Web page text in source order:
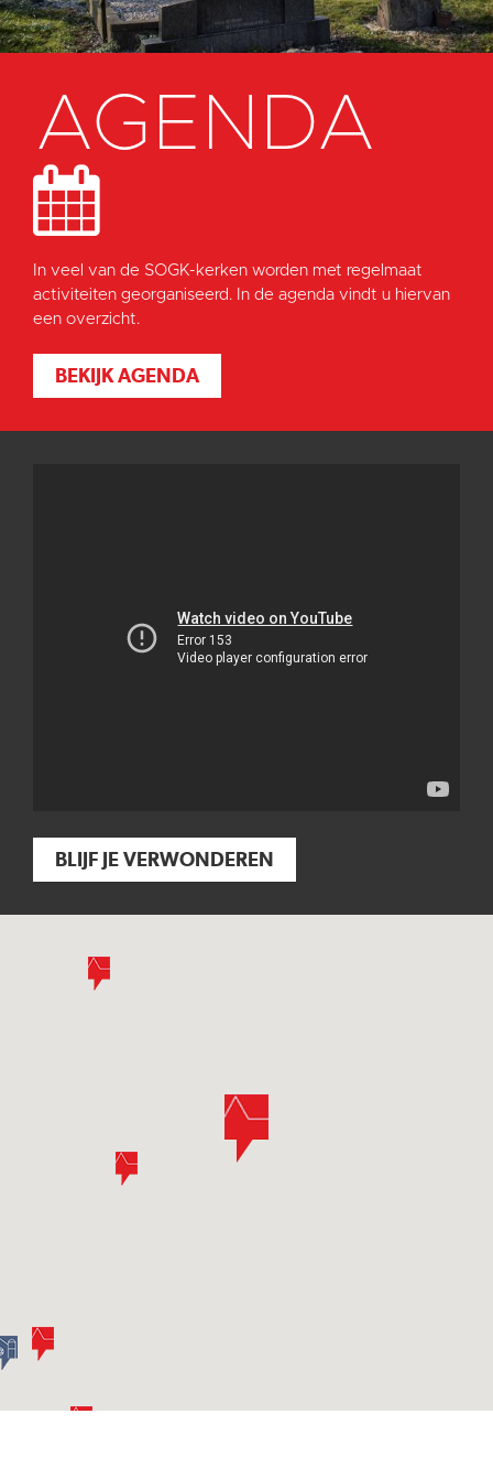
AGENDA
In veel van de SOGK-kerken worden met regelmaat
activiteiten georganiseerd. In de agenda vindt u hiervan
een overzicht.
BEKIJK AGENDA
BLIJF JE VERWONDEREN